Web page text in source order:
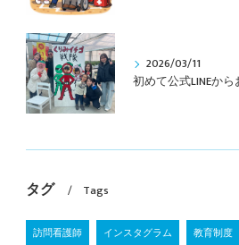
2026/03/11
タグ Tags
訪問看護師 インスタグラム 教育制度